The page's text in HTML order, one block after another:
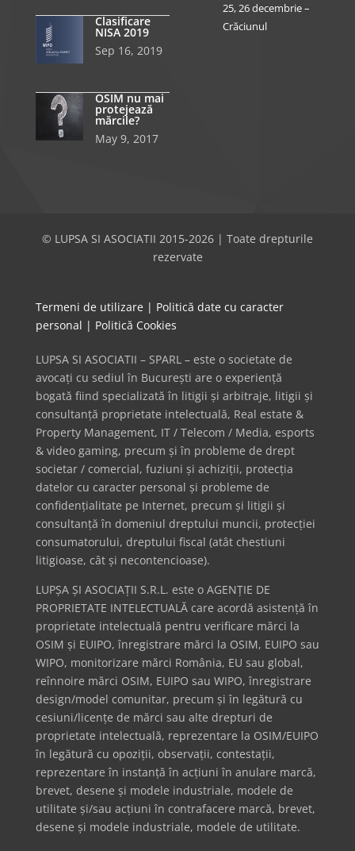
Clasificare
NISA 2019
Sep 16, 2019
OSIM nu mai
protejează
mărcile?
May 9, 2017
25, 26 decembrie –
Crăciunul
© LUPSA SI ASOCIATII 2015-2026 | Toate drepturile
rezervate
Termeni de utilizare | Politică date cu caracter
personal | Politică Cookies
LUPSA SI ASOCIATII – SPARL – este o societate de
avocați cu sediul în București are o experiență
bogată fiind specializată în litigii și arbitraje, litigii și
consultanță proprietate intelectuală, Real estate &
Property Management, IT / Telecom / Media, esports
& video gaming, precum și în probleme de drept
societar / comercial, fuziuni și achiziții, protecția
datelor cu caracter personal și probleme de
confidențialitate pe Internet, precum și litigii și
consultanță în domeniul dreptului muncii, protecției
consumatorului, dreptului fiscal (atât chestiuni
litigioase, cât și necontencioase).
LUPȘA ȘI ASOCIAȚII S.R.L. este o AGENȚIE DE
PROPRIETATE INTELECTUALĂ care acordă asistență în
proprietate intelectuală pentru verificare mărci la
OSIM și EUIPO, înregistrare mărci la OSIM, EUIPO sau
WIPO, monitorizare mărci România, EU sau global,
reînnoire mărci OSIM, EUIPO sau WIPO, înregistrare
design/model comunitar, precum și în legătură cu
cesiuni/licențe de mărci sau alte drepturi de
proprietate intelectuală, reprezentare la OSIM/EUIPO
în legătură cu opoziții, observații, contestații,
reprezentare în instanță în acțiuni în anulare marcă,
brevet, desene și modele industriale, modele de
utilitate și/sau acțiuni în contrafacere marcă, brevet,
desene și modele industriale, modele de utilitate.